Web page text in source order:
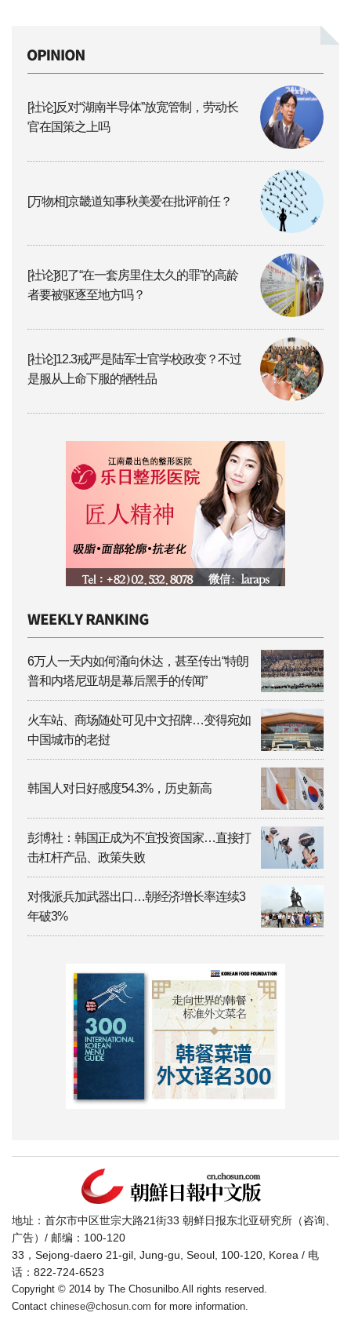
[社论]反对“湖南半导体”放宽管制，劳动长
官在国策之上吗
[万物相]京畿道知事秋美爱在批评前任？
[社论]犯了“在一套房里住太久的罪”的高龄
者要被驱逐至地方吗？
[社论]12.3戒严是陆军士官学校政变？不过
是服从上命下服的牺牲品
6万人一天内如何涌向休达，甚至传出“特朗
普和内塔尼亚胡是幕后黑手的传闻”
火车站、商场随处可见中文招牌…变得宛如
中国城市的老挝
韩国人对日好感度54.3%，历史新高
彭博社：韩国正成为不宜投资国家…直接打
击杠杆产品、政策失败
对俄派兵加武器出口…朝经济增长率连续3
年破3%
地址：首尔市中区世宗大路21街33 朝鲜日报东北亚研究所（咨询、
广告）/ 邮编：100-120
33，Sejong-daero 21-gil, Jung-gu, Seoul, 100-120, Korea / 电
话：822-724-6523
Copyright © 2014 by The Chosunilbo.All rights reserved.
Contact chinese@chosun.com for more information.